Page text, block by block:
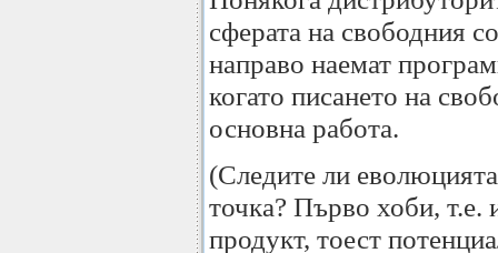
сферата на свободния
направо наемат
когато писането на
основна работа.
(Следите ли
точка? Първо хоби,
продукт, тоест